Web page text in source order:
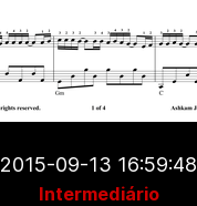
2015-09-13 16:59:48
Intermediário